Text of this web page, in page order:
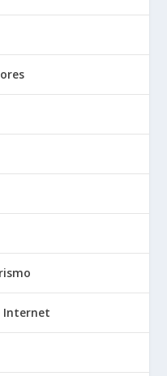
Internet